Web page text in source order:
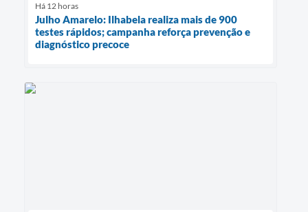
Há 12 horas
Julho Amarelo: Ilhabela realiza mais de 900
testes rápidos; campanha reforça prevenção e
diagnóstico precoce